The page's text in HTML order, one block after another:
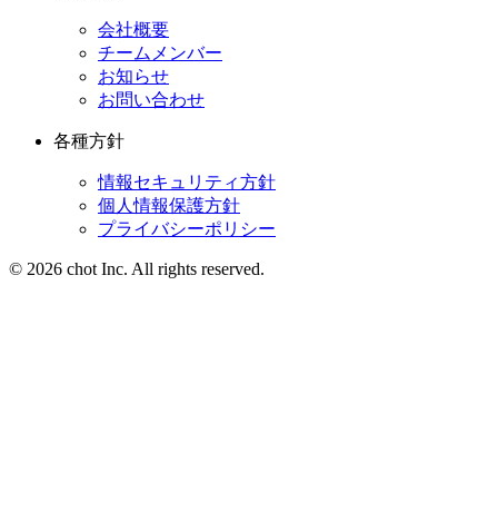
会社概要
チームメンバー
お知らせ
お問い合わせ
各種方針
情報セキュリティ方針
個人情報保護方針
プライバシーポリシー
© 2026 chot Inc. All rights reserved.